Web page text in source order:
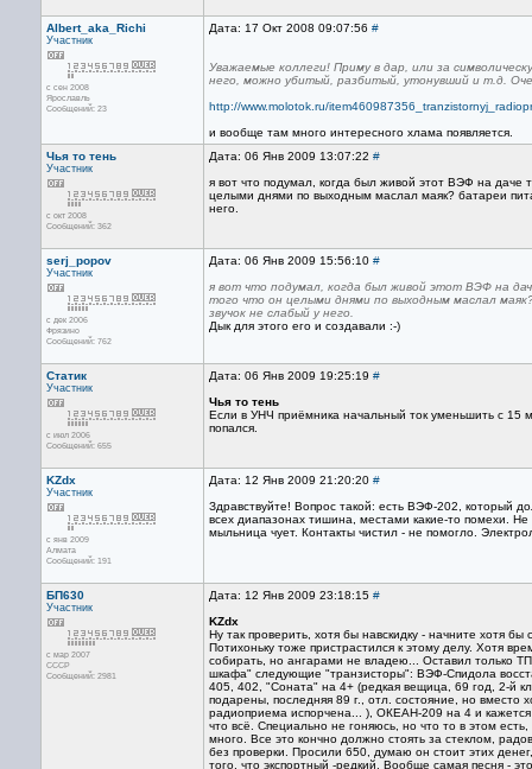
Albert_aka_Richi
Участник
с сен 2008
Ярославль
Сообщений: 23
Дата: 17 Окт 2008 09:07:56 #
Уважаемые коллеги! Приму в дар, или за
него, можно убитый, разбитый, утонувший и т.д.
http://www.molotok.ru/
и вообще там много интересного хлама появляется.
Чья то тень
Участник
с окт 2008
Сообщений: 362
Дата: 06 Янв 2009 13:07:22 #
я вот что подумал, когда был живой этот ВЭФ на даче
целыми днями по выходным маслал маяк? батареи
него.
serj_popov
Участник
с дек 2006
Фрязино
Сообщений: 762
Дата: 06 Янв 2009 15:56:10 #
я вот что подумал, когда был живой этот ВЭФ на
того что он целыми днями по выходным маслал
звучок не слабый у него.
Дык для этого его и создавали :-)
Статик
Участник
с июл 2006
Сообщений: 655
Дата: 06 Янв 2009 19:25:19 #
Чья то тень
Если в УНЧ приёмника начальный ток уменьшить с 15
попался.
KZdx
Участник
с янв 2009
Алмата
Сообщений: 191
Дата: 12 Янв 2009 21:20:20 #
Здравствуйте! Вопрос такой: есть ВЭФ-202, который
всех диапазонах тишина, местами какие-то помехи.
мыльница чует. Контакты чистил - не помогло.
БП630
Участник
с мар 2007
CCCP
Сообщений: 2981
Дата: 12 Янв 2009 23:18:15 #
KZdx
Ну так проверить, хотя бы навскидку - начните хотя бы
Потихоньку тоже пристрастился к этому делу. Хотя
собирать, но ангарами не владею... Оставил только
шкафа" следующие "транзисторы": ВЭФ-Спидола
405, 402, "Соната" на 4+ (редкая вещица, 69 год, 2-й
подарены, последняя 89 г., отл. состояние, но вместо
радиоприема испорчена... ), ОКЕАН-209 на 4 и
что всё. Специально не гоняюсь, но что то в этом
много. Все это кончно должно стоять за стеклом,
без проверки. Просили 650, думаю он стоит этих
того, что экспортный -редкий. Вообще самая песня -